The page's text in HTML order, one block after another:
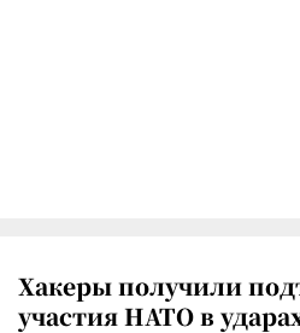
Хакеры получили
участия НАТО в